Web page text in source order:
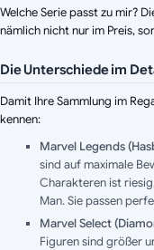
Welche Serie passt zu mir?
nämlich nicht nur im Preis,
Die Unterschiede im
Damit Ihre Sammlung im
kennen:
Marvel Legends
sind auf maximale
Charakteren ist
Man. Sie passen
Marvel Select
Figuren sind größer